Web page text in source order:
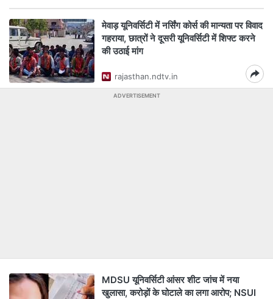
मेवाड़ यूनिवर्सिटी में नर्सिंग कोर्स की मान्यता पर विवाद
गहराया, छात्रों ने दूसरी यूनिवर्सिटी में शिफ्ट करने
की उठाई मांग
rajasthan.ndtv.in
ADVERTISEMENT
MDSU यूनिवर्सिटी आंसर शीट जांच में नया
खुलासा, करोड़ों के घोटाले का लगा आरोप; NSUI